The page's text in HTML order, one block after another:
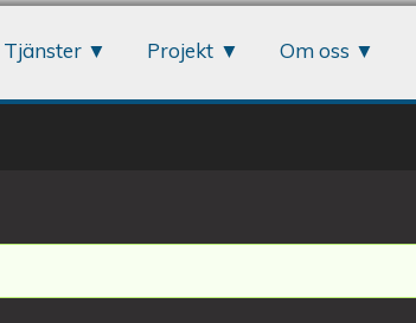
Tjänster Projekt Om oss